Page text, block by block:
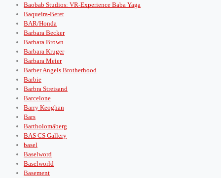
Baobab Studios: VR-Experience Baba Yaga
Baqueira-Beret
BAR/Honda
Barbara Becker
Barbara Brown
Barbara Kruger
Barbara Meier
Barber Angels Brotherhood
Barbie
Barbra Streisand
Barcelone
Barry Keoghan
Bars
Bartholomäberg
BAS CS Gallery
basel
Baselword
Baselworld
Basement